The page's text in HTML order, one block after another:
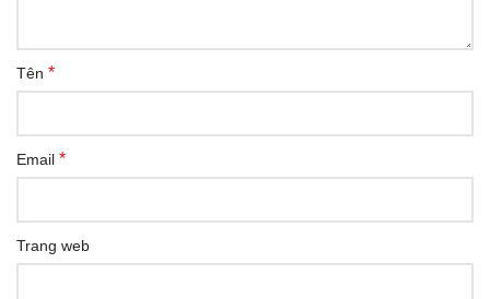
Tên *
Email *
Trang web